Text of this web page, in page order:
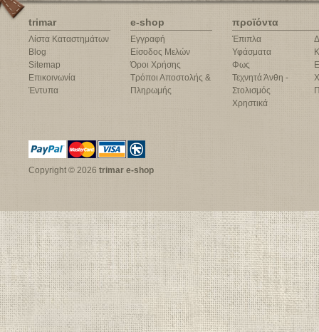
trimar
Λίστα Καταστημάτων
Blog
Sitemap
Επικοινωνία
Έντυπα
e-shop
Εγγραφή
Είσοδος Μελών
Όροι Χρήσης
Τρόποι Αποστολής &
Πληρωμής
προϊόντα
Έπιπλα
Υφάσματα
Φως
Τεχνητά Άνθη -
Στολισμός
Χρηστικά
Copyright © 2026 trimar e-shop